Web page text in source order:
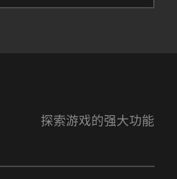
探索游戏的强大功能